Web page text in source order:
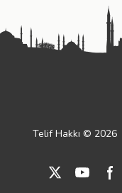
Telif Hakkı © 2026